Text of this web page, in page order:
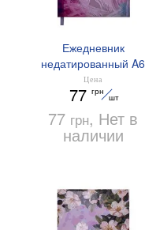
Ежедневник
недатированный A6
MIRACLE Buromax
BM.2623-07
Цена
77 грн
шт
77 грн, Нет в
наличии